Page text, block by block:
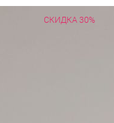
СКИДКА 30%